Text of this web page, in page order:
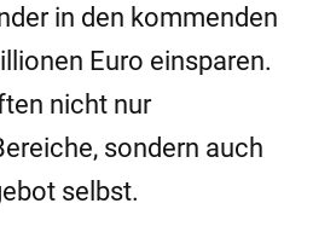
in den kommenden
Euro einsparen.
nicht nur
sondern auch
selbst.